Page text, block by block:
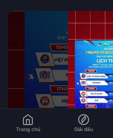
Trang chủ Giải đấu